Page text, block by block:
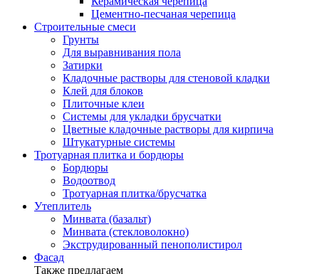
Цементно-песчаная черепица
Строительные смеси
Грунты
Для выравнивания пола
Затирки
Кладочные растворы для стеновой кладки
Клей для блоков
Плиточные клеи
Системы для укладки брусчатки
Цветные кладочные растворы для кирпича
Штукатурные системы
Тротуарная плитка и бордюры
Бордюры
Водоотвод
Тротуарная плитка/брусчатка
Утеплитель
Минвата (базальт)
Минвата (стекловолокно)
Экструдированный пенополистирол
Фасад
Также предлагаем